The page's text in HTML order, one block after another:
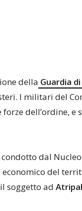
della Guardia
I militari del
dell’ordine, e
condotto dal
del
soggetto ad